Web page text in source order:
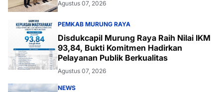
Agustus 07, 2026
PEMKAB MURUNG RAYA
Disdukcapil Murung Raya Raih Nilai IKM
93,84, Bukti Komitmen Hadirkan
Pelayanan Publik Berkualitas
Agustus 07, 2026
NEWS